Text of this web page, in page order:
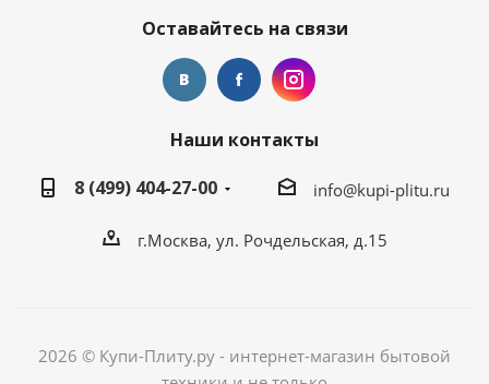
Оставайтесь на связи
Наши контакты
8 (499) 404-27-00
info@kupi-plitu.ru
г.Москва, ул. Рочдельская, д.15
2026 © Купи-Плиту.ру - интернет-магазин бытовой